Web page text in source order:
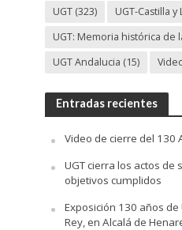
UGT(323) UGT-Castilla y
UGT: Memoria histórica de
UGT Andalucia (15)
Entradas recientes
Video de cierre del 130
UGT cierra los actos de
objetivos cumplidos
Exposición 130 años
Rey, en Alcalá de